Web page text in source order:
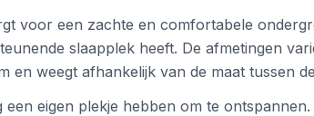
voor een zachte en comfortabele
slaapplek heeft. De afmetingen
en weegt afhankelijk van de maat tussen
eigen plekje hebben om te